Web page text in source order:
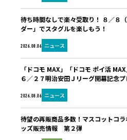
2026.08.06 ニュース
待ち時間なしで楽々受取り！ ８／８
ダー」でスタグルを楽しもう！
2026.08.06 ニュース
「ドコモ MAX」「ドコモ ポイ活
６／２７明治安田Ｊリーグ開幕記念
待望の再販商品多数！マスコットコ
ッズ販売情報 第２弾